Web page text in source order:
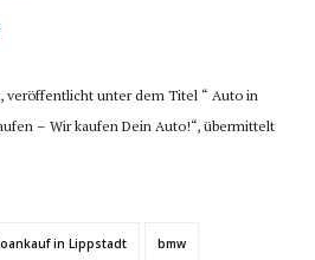
veröffentlicht unter dem Titel “ Auto in
– Wir kaufen Dein Auto!“, übermittelt
in Lippstadt bmw